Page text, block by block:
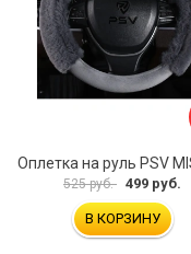
525 руб. 499 руб.
В КОРЗИНУ